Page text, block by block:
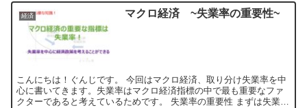
経済 マクロ経済 ~失業率の重要性~
こんにちは！ぐんじです。 今回はマクロ経済、取り分け失業率を中
心に書いてきます。失業率はマクロ経済指標の中で最も重要なファ
クターであると考えているためです。 失業率の重要性 まずは失業率